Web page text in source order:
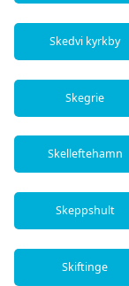
Skedvi kyrkby
Skegrie
Skelleftehamn
Skeppshult
Skiftinge